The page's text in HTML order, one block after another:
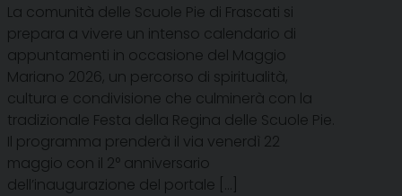
La comunità delle Scuole Pie di Frascati si
prepara a vivere un intenso calendario di
appuntamenti in occasione del Maggio
Mariano 2026, un percorso di spiritualità,
cultura e condivisione che culminerà con la
tradizionale Festa della Regina delle Scuole Pie.
Il programma prenderà il via venerdì 22
maggio con il 2° anniversario
dell’inaugurazione del portale […]